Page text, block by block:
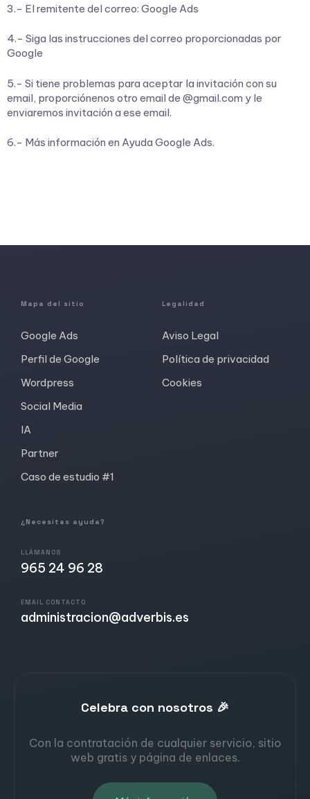
3.- El remitente del correo: Google Ads
4.- Siga las instrucciones del correo proporcionadas por
Google
5.- Si tiene problemas para aceptar la invitación con su
email, proporciónenos otro email de @gmail.com y le
enviaremos invitación a ese email.
6.- Más información en Ayuda Google Ads.
Mapa del sitio
Google Ads
Perfil de Google
Wordpress
Social Media
IA
Partner
Caso de estudio #1
Legalidad
Aviso Legal
Política de privacidad
Cookies
¿Necesitas ayuda?
LLÁMANOS
965 24 96 28
EMAIL CONTACTO
administracion@adverbis.es
Celebra con nosotros 🎉
Con la contratación de cualquier servicio, sitio
web gratis y página de enlaces.